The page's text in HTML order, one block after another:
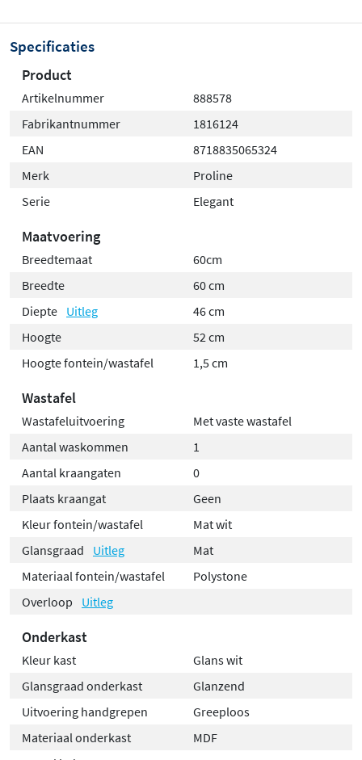
Specificaties
Product
Artikelnummer
888578
Fabrikantnummer
1816124
EAN
8718835065324
Merk
Proline
Serie
Elegant
Maatvoering
Breedtemaat
60cm
Breedte
60 cm
Diepte Uitleg
46 cm
Hoogte
52 cm
Hoogte fontein/wastafel
1,5 cm
Wastafel
Wastafeluitvoering
Met vaste wastafel
Aantal waskommen
1
Aantal kraangaten
0
Plaats kraangat
Geen
Kleur fontein/wastafel
Mat wit
Glansgraad
Uitleg
Mat
Materiaal fontein/wastafel
Polystone
Overloop
Uitleg
Onderkast
Kleur kast
Glans wit
Glansgraad onderkast
Glanzend
Uitvoering handgrepen
Greeploos
Materiaal onderkast
MDF